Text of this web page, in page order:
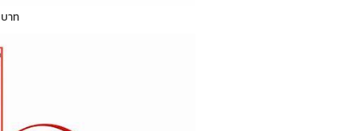
าท